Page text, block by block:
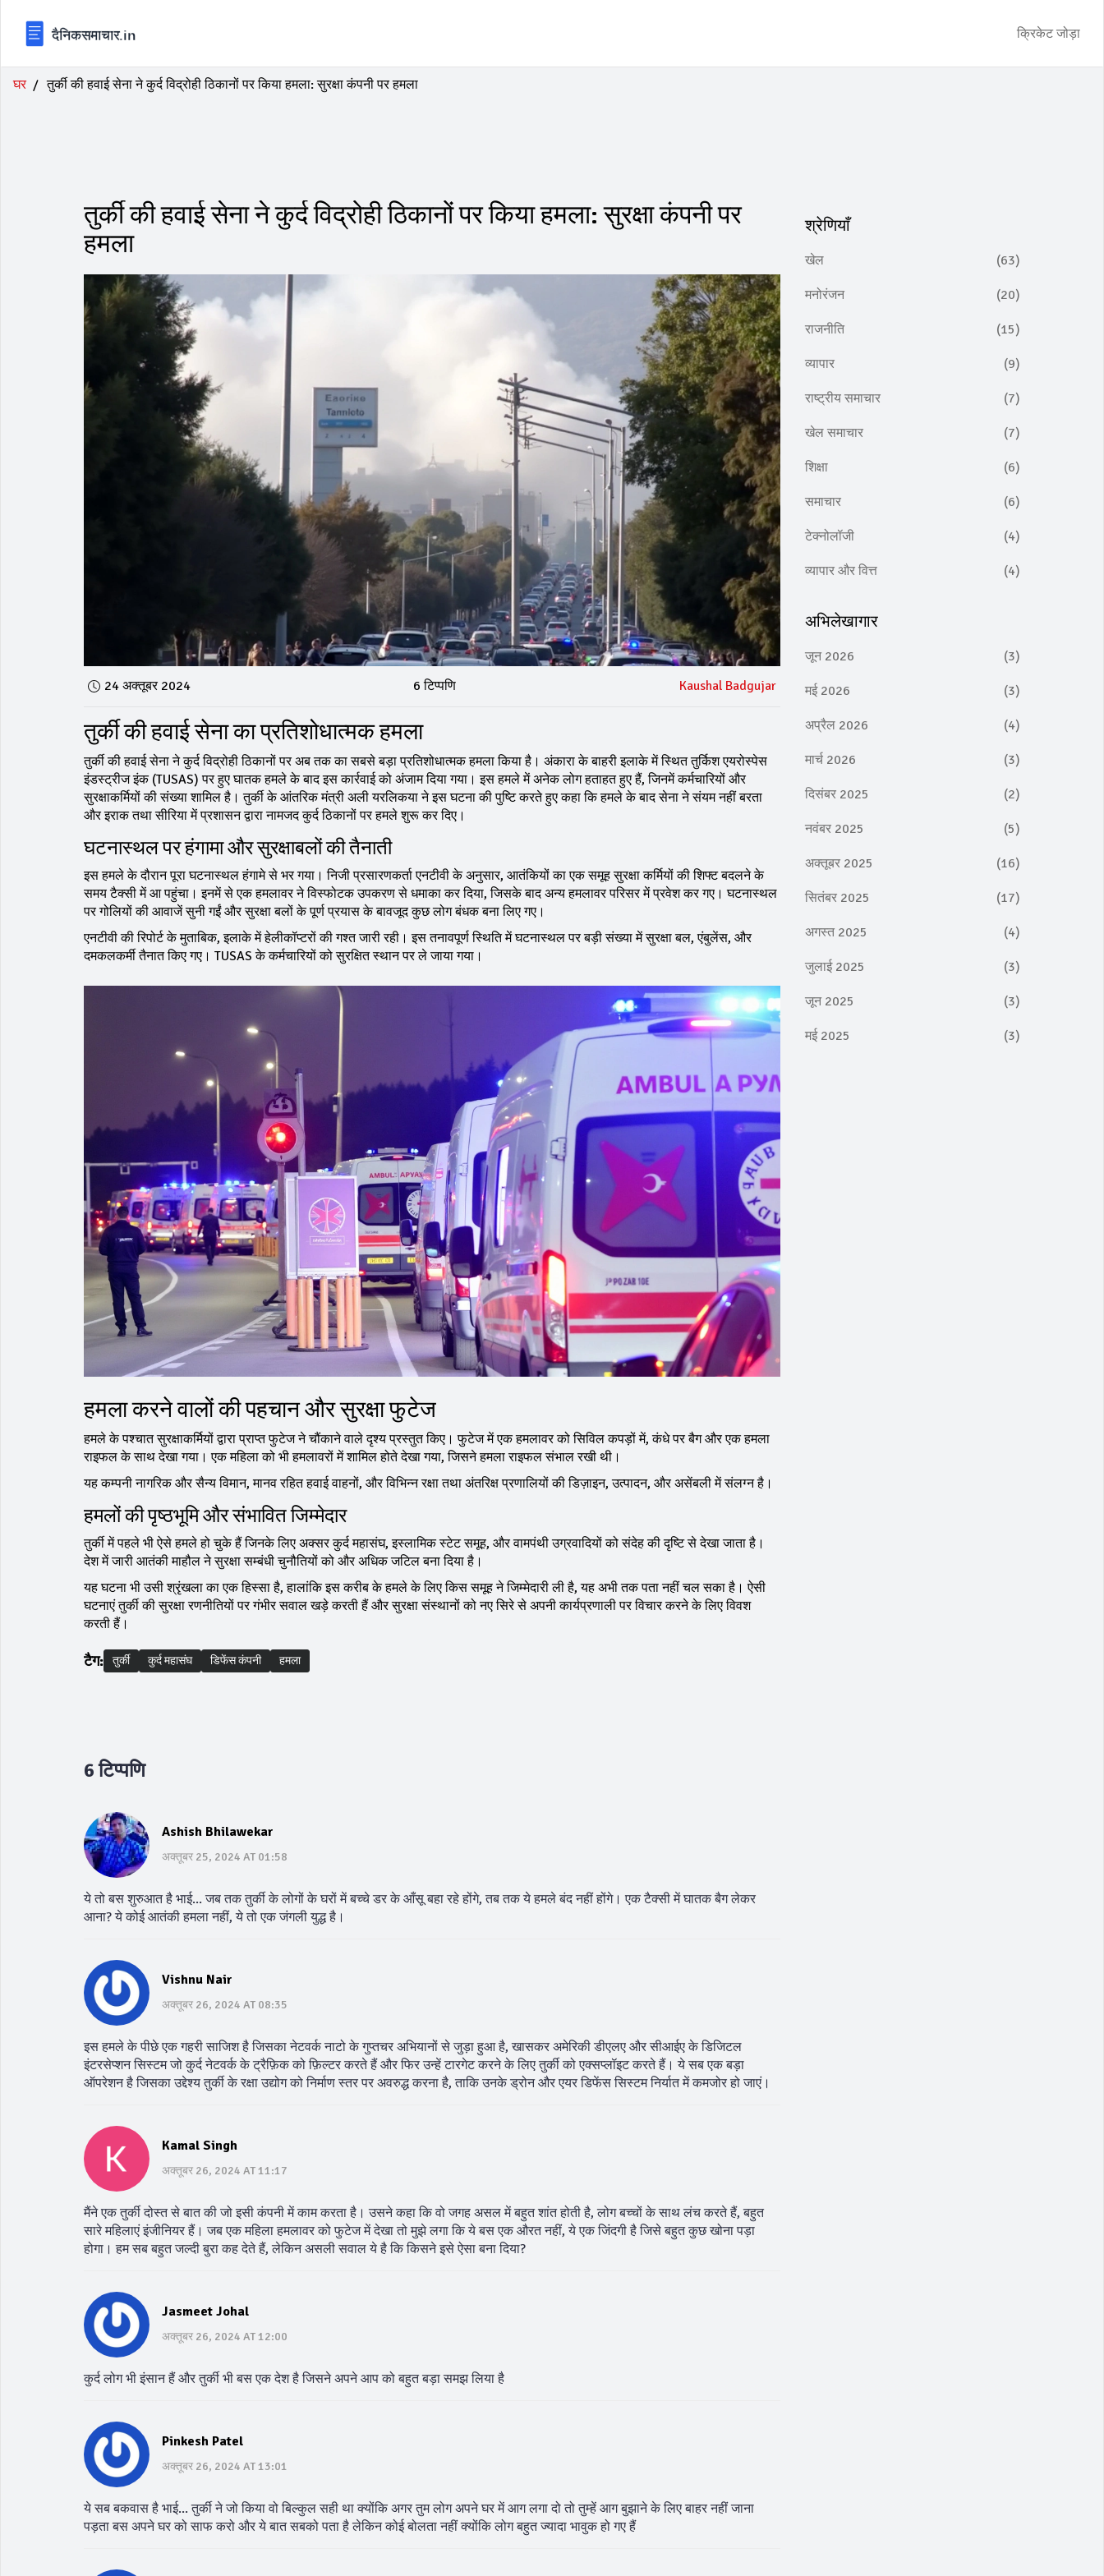
क्रिकेट जोड़ा
घर तुर्की की हवाई सेना ने कुर्द विद्रोही ठिकानों पर किया हमला: सुरक्षा कंपनी पर हमला
तुर्की की हवाई सेना ने कुर्द विद्रोही ठिकानों पर किया हमला: सुरक्षा कंपनी पर
हमला
24 अक्तूबर 2024 6 टिप्पणि Kaushal Badgujar
तुर्की की हवाई सेना का प्रतिशोधात्मक हमला
तुर्की की हवाई सेना ने कुर्द विद्रोही ठिकानों पर अब तक का सबसे बड़ा प्रतिशोधात्मक हमला किया है। अंकारा के बाहरी इलाके में स्थित तुर्किश एयरोस्पेस
इंडस्ट्रीज इंक (TUSAS) पर हुए घातक हमले के बाद इस कार्रवाई को अंजाम दिया गया। इस हमले में अनेक लोग हताहत हुए हैं, जिनमें कर्मचारियों और
सुरक्षाकर्मियों की संख्या शामिल है। तुर्की के आंतरिक मंत्री अली यरलिकया ने इस घटना की पुष्टि करते हुए कहा कि हमले के बाद सेना ने संयम नहीं बरता
और इराक तथा सीरिया में प्रशासन द्वारा नामजद कुर्द ठिकानों पर हमले शुरू कर दिए।
घटनास्थल पर हंगामा और सुरक्षाबलों की तैनाती
इस हमले के दौरान पूरा घटनास्थल हंगामे से भर गया। निजी प्रसारणकर्ता एनटीवी के अनुसार, आतंकियों का एक समूह सुरक्षा कर्मियों की शिफ्ट बदलने के
समय टैक्सी में आ पहुंचा। इनमें से एक हमलावर ने विस्फोटक उपकरण से धमाका कर दिया, जिसके बाद अन्य हमलावर परिसर में प्रवेश कर गए। घटनास्थल
पर गोलियों की आवाजें सुनी गईं और सुरक्षा बलों के पूर्ण प्रयास के बावजूद कुछ लोग बंधक बना लिए गए।
एनटीवी की रिपोर्ट के मुताबिक, इलाके में हेलीकॉप्टरों की गश्त जारी रही। इस तनावपूर्ण स्थिति में घटनास्थल पर बड़ी संख्या में सुरक्षा बल, एंबुलेंस, और
दमकलकर्मी तैनात किए गए। TUSAS के कर्मचारियों को सुरक्षित स्थान पर ले जाया गया।
हमला करने वालों की पहचान और सुरक्षा फुटेज
हमले के पश्चात सुरक्षाकर्मियों द्वारा प्राप्त फुटेज ने चौंकाने वाले दृश्य प्रस्तुत किए। फुटेज में एक हमलावर को सिविल कपड़ों में, कंधे पर बैग और एक हमला
राइफल के साथ देखा गया। एक महिला को भी हमलावरों में शामिल होते देखा गया, जिसने हमला राइफल संभाल रखी थी।
यह कम्पनी नागरिक और सैन्य विमान, मानव रहित हवाई वाहनों, और विभिन्न रक्षा तथा अंतरिक्ष प्रणालियों की डिज़ाइन, उत्पादन, और असेंबली में संलग्न है।
हमलों की पृष्ठभूमि और संभावित जिम्मेदार
तुर्की में पहले भी ऐसे हमले हो चुके हैं जिनके लिए अक्सर कुर्द महासंघ, इस्लामिक स्टेट समूह, और वामपंथी उग्रवादियों को संदेह की दृष्टि से देखा जाता है।
देश में जारी आतंकी माहौल ने सुरक्षा सम्बंधी चुनौतियों को और अधिक जटिल बना दिया है।
यह घटना भी उसी श्रृंखला का एक हिस्सा है, हालांकि इस करीब के हमले के लिए किस समूह ने जिम्मेदारी ली है, यह अभी तक पता नहीं चल सका है। ऐसी
घटनाएं तुर्की की सुरक्षा रणनीतियों पर गंभीर सवाल खड़े करती हैं और सुरक्षा संस्थानों को नए सिरे से अपनी कार्यप्रणाली पर विचार करने के लिए विवश
करती हैं।
टैग: तुर्की कुर्द महासंघ डिफेंस कंपनी हमला
6 टिप्पणि
Ashish Bhilawekar
अक्तूबर 25, 2024 AT 01:58
ये तो बस शुरुआत है भाई... जब तक तुर्की के लोगों के घरों में बच्चे डर के आँसू बहा रहे होंगे, तब तक ये हमले बंद नहीं होंगे। एक टैक्सी में घातक बैग लेकर
आना? ये कोई आतंकी हमला नहीं, ये तो एक जंगली युद्ध है।
Vishnu Nair
अक्तूबर 26, 2024 AT 08:35
इस हमले के पीछे एक गहरी साजिश है जिसका नेटवर्क नाटो के गुप्तचर अभियानों से जुड़ा हुआ है, खासकर अमेरिकी डीएलए और सीआईए के डिजिटल
इंटरसेप्शन सिस्टम जो कुर्द नेटवर्क के ट्रैफ़िक को फ़िल्टर करते हैं और फिर उन्हें टारगेट करने के लिए तुर्की को एक्सप्लॉइट करते हैं। ये सब एक बड़ा
ऑपरेशन है जिसका उद्देश्य तुर्की के रक्षा उद्योग को निर्माण स्तर पर अवरुद्ध करना है, ताकि उनके ड्रोन और एयर डिफेंस सिस्टम निर्यात में कमजोर हो जाएं।
Kamal Singh
अक्तूबर 26, 2024 AT 11:17
मैंने एक तुर्की दोस्त से बात की जो इसी कंपनी में काम करता है। उसने कहा कि वो जगह असल में बहुत शांत होती है, लोग बच्चों के साथ लंच करते हैं, बहुत
सारे महिलाएं इंजीनियर हैं। जब एक महिला हमलावर को फुटेज में देखा तो मुझे लगा कि ये बस एक औरत नहीं, ये एक जिंदगी है जिसे बहुत कुछ खोना पड़ा
होगा। हम सब बहुत जल्दी बुरा कह देते हैं, लेकिन असली सवाल ये है कि किसने इसे ऐसा बना दिया?
Jasmeet Johal
अक्तूबर 26, 2024 AT 12:00
कुर्द लोग भी इंसान हैं और तुर्की भी बस एक देश है जिसने अपने आप को बहुत बड़ा समझ लिया है
Pinkesh Patel
अक्तूबर 26, 2024 AT 13:01
ये सब बकवास है भाई... तुर्की ने जो किया वो बिल्कुल सही था क्योंकि अगर तुम लोग अपने घर में आग लगा दो तो तुम्हें आग बुझाने के लिए बाहर नहीं जाना
पड़ता बस अपने घर को साफ करो और ये बात सबको पता है लेकिन कोई बोलता नहीं क्योंकि लोग बहुत ज्यादा भावुक हो गए हैं
श्रेणियाँ
खेल (63)
मनोरंजन (20)
राजनीति (15)
व्यापार (9)
राष्ट्रीय समाचार (7)
खेल समाचार (7)
शिक्षा (6)
समाचार (6)
टेक्नोलॉजी (4)
व्यापार और वित्त (4)
अभिलेखागार
जून 2026 (3)
मई 2026 (3)
अप्रैल 2026 (4)
मार्च 2026 (3)
दिसंबर 2025 (2)
नवंबर 2025 (5)
अक्तूबर 2025 (16)
सितंबर 2025 (17)
अगस्त 2025 (4)
जुलाई 2025 (3)
जून 2025 (3)
मई 2025 (3)